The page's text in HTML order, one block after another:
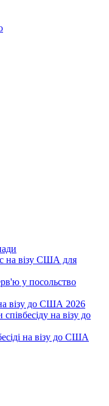
на візу США для
у посольство
візу до США 2026
на візу до
на візу до США